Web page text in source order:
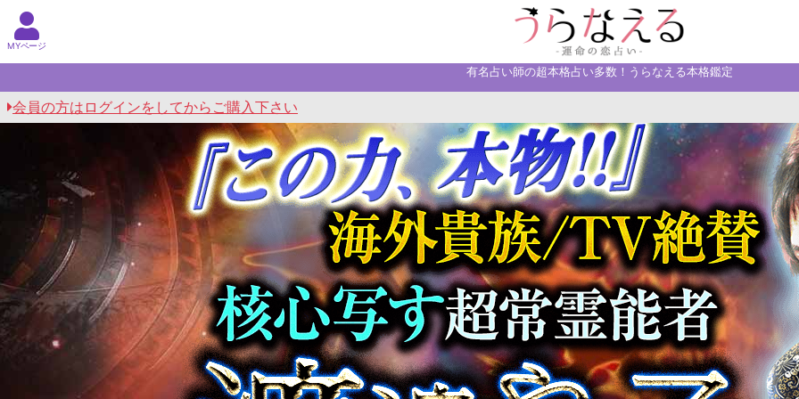
MYページ
有名占い師の超本格占い多数！うらなえる本格鑑定
会員の方はログインをしてからご購入下さい